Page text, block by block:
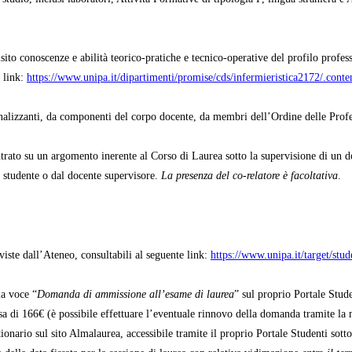
conoscenze e abilità teorico-pratiche e tecnico-operative del profilo
link: https://www.unipa.it/dipartimenti/promise/cds/infermieristica2172/
da componenti del corpo docente, da membri dell’Ordine delle
su un argomento inerente al Corso di Laurea sotto la supervisione di un
o dal docente supervisore. La presenza del co-relatore è facoltativa.
dall’Ateneo, consultabili al seguente link: https://www.unipa.it/target/
voce “Domanda di ammissione all’esame di laurea” sul proprio Portale
di 166€ (è possibile effettuare l’eventuale rinnovo della domanda tramite
sul sito Almalaurea, accessibile tramite il proprio Portale Studenti